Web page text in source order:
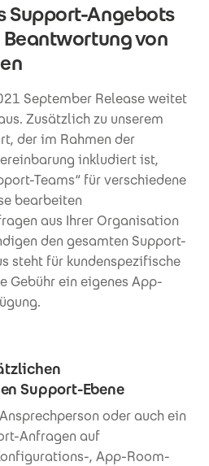
Support-Angebots
von
September Release weitet
Zusätzlich zu unserem
der im Rahmen der
inkludiert ist,
Teams“ für verschiedene
bearbeiten
aus Ihrer Organisation
den gesamten Support-
steht für kundenspezifische
Gebühr ein eigenes App-
Support-Ebene
oder auch ein
Anfragen auf
, App-Room-